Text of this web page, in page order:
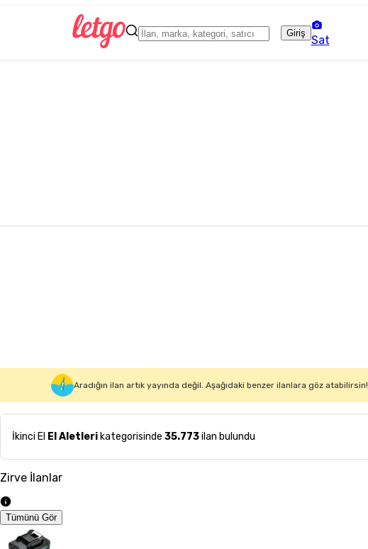
Giriş
Sat
Aradığın ilan artık yayında değil. Aşağıdaki benzer ilanlara göz atabilirsin!
İkinci El El Aletleri kategorisinde 35.773ilan bulundu
Zirve İlanlar
Tümünü Gör